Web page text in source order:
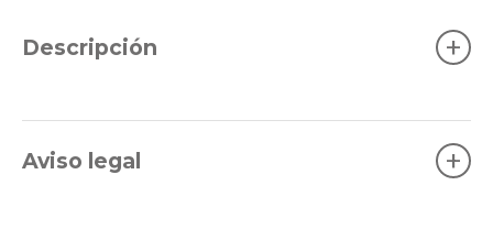
Descripción +
Aviso legal +